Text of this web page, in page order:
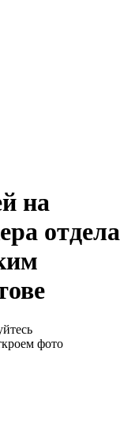
на
отдела
фото